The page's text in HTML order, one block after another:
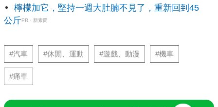
檸檬加它，堅持一週大肚腩不見了，重新回到45
公斤PR・新素簡
#汽車 #休閒、運動 #遊戲、動漫 #機車
#痛車